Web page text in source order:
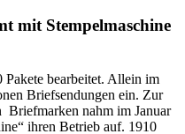
mit Stempelmaschine
bearbeitet. Allein im
Briefsendungen ein. Zur
nahm im Januar
ihren Betrieb auf. 1910